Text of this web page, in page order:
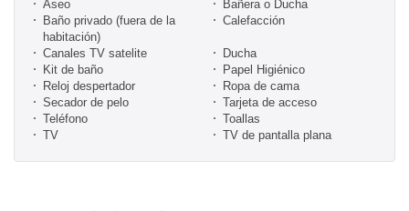
Aseo
Bañera o Ducha
Baño privado (fuera de la
habitación)
Calefacción
Canales TV satelite
Ducha
Kit de baño
Papel Higiénico
Reloj despertador
Ropa de cama
Secador de pelo
Tarjeta de acceso
Teléfono
Toallas
TV
TV de pantalla plana